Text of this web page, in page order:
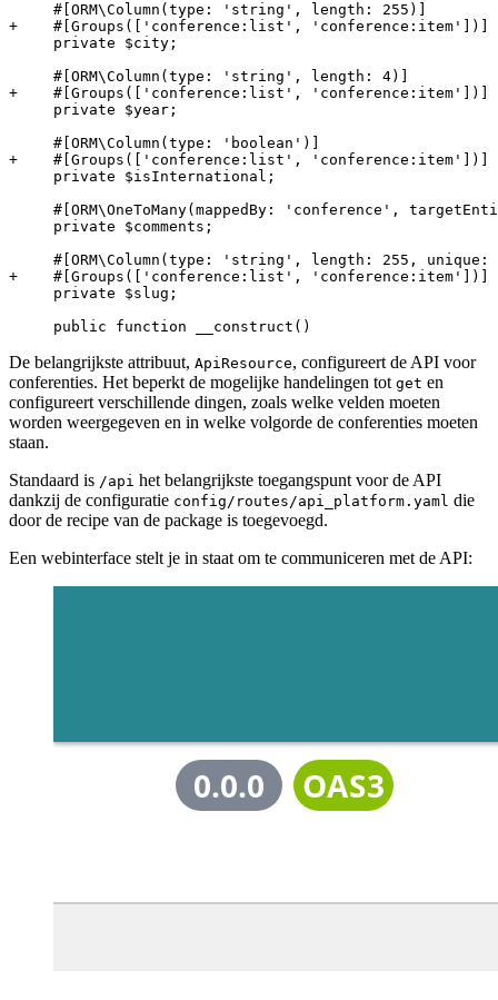
+    #[Groups(['conference:list', 'conference:item'])]
     private $city;
+    #[Groups(['conference:list', 'conference:item'])]
     private $year;
+    #[Groups(['conference:list', 'conference:item'])]
     private $isInternational;
#[ORM\OneToMany(mappedBy: 'conference',
     private $comments;
+    #[Groups(['conference:list', 'conference:item'])]
     private $slug;
     public function __construct()
De belangrijkste attribuut, ApiResource, configureert de API voor
conferenties. Het beperkt de mogelijke handelingen tot get en
configureert verschillende dingen, zoals welke velden moeten
worden weergegeven en in welke volgorde de conferenties moeten
staan.
Standaard is /api het belangrijkste toegangspunt voor de API
dankzij de configuratie config/routes/api_platform.yaml die
door de recipe van de package is toegevoegd.
Een webinterface stelt je in staat om te communiceren met de API: